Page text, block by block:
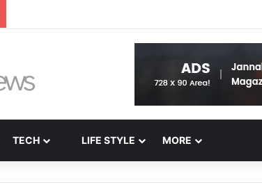
TECH LIFE STYLE MORE